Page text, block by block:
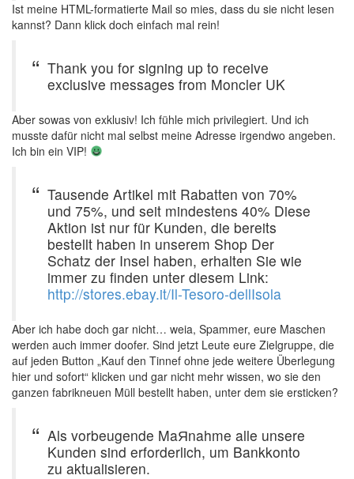
Ist meine HTML-formatierte Mail so mies, dass du sie nicht lesen
kannst? Dann klick doch einfach mal rein!
Thank you for signing up to receive
exclusive messages from Moncler UK
Aber sowas von exklusiv! Ich fühle mich privilegiert. Und ich
musste dafür nicht mal selbst meine Adresse irgendwo angeben.
Ich bin ein VIP!
Tausende Artikel mit Rabatten von 70%
und 75%, und seit mindestens 40% Diese
Aktion ist nur für Kunden, die bereits
bestellt haben in unserem Shop Der
Schatz der Insel haben, erhalten Sie wie
immer zu finden unter diesem Link:
http://stores.ebay.it/Il-Tesoro-dellIsola
Aber ich habe doch gar nicht… weia, Spammer, eure Maschen
werden auch immer doofer. Sind jetzt Leute eure Zielgruppe, die
auf jeden Button „Kauf den Tinnef ohne jede weitere Überlegung
hier und sofort“ klicken und gar nicht mehr wissen, wo sie den
ganzen fabrikneuen Müll bestellt haben, unter dem sie ersticken?
Als vorbeugende MaЯnahme alle unsere
Kunden sind erforderlich, um Bankkonto
zu aktualisieren.